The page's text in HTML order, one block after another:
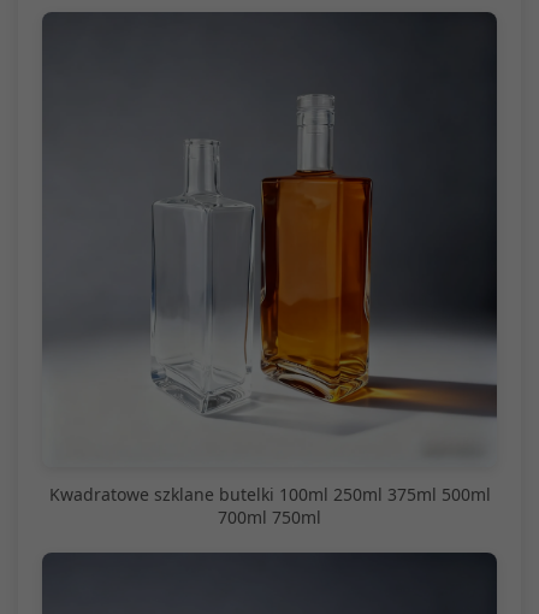
Kwadratowe szklane butelki 100ml 250ml 375ml 500ml
700ml 750ml